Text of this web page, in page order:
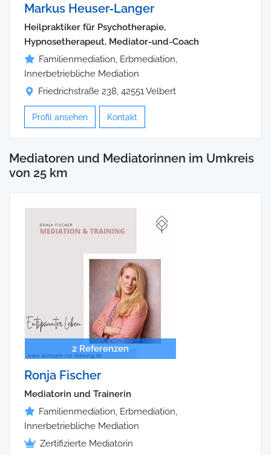
Markus Heuser-Langer
Heilpraktiker für Psychotherapie,
Hypnosetherapeut, Mediator-und-Coach
Familienmediation, Erbmediation,
Innerbetriebliche Mediation
Friedrichstraße 238, 42551 Velbert
Profil ansehen Kontakt
Mediatoren und Mediatorinnen im Umkreis
von 25 km
2 Referenzen
Ronja Fischer
Mediatorin und Trainerin
Familienmediation, Erbmediation,
Innerbetriebliche Mediation
Zertifizierte Mediatorin